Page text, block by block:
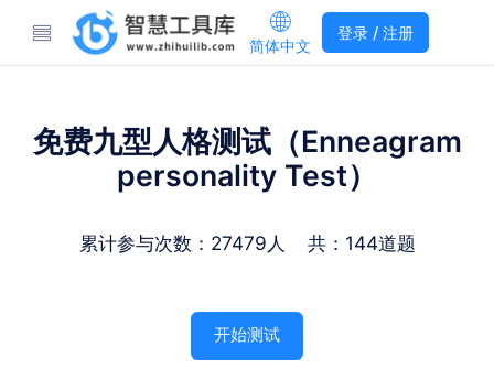
简体中文
登录 / 注册
免费九型人格测试（Enneagram
personality Test）
累计参与次数：27479人 共：144道题
开始测试